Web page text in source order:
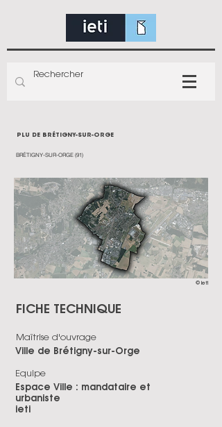
PLU DE BRÉTIGNY-SUR-ORGE
BRÉTIGNY-SUR-ORGE (91)
© ieti
FICHE TECHNIQUE
Maîtrise d'ouvrage
Ville de Brétigny-sur-Orge
Equipe
Espace Ville : mandataire et
urbaniste
ieti